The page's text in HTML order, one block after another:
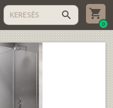
search
0